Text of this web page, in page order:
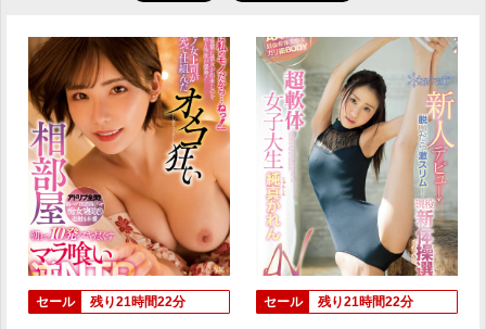
セール 残り21時間22分 セール 残り21時間22分